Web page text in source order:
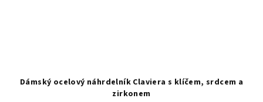
Dámský ocelový náhrdelník Claviera s klíčem, srdcem a
zirkonem